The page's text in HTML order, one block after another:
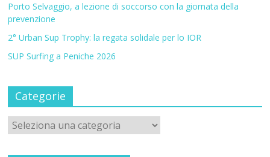
Porto Selvaggio, a lezione di soccorso con la giornata della
prevenzione
2° Urban Sup Trophy: la regata solidale per lo IOR
SUP Surfing a Peniche 2026
Categorie